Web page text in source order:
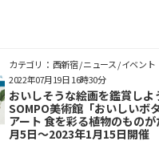
カテゴリ： 西新宿 / ニュース / イベント
おいしそうな絵画を鑑賞し
SOMPO美術館「おいしいボ
アート 食を彩る植物のもの
月5日～2023年1月15日開催
2022年07月19日 16時30分